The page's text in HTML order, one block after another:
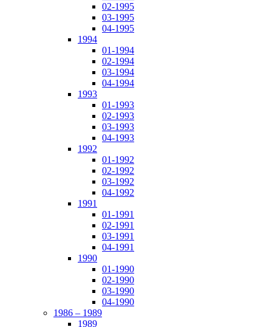
02-1995
03-1995
04-1995
1994
01-1994
02-1994
03-1994
04-1994
1993
01-1993
02-1993
03-1993
04-1993
1992
01-1992
02-1992
03-1992
04-1992
1991
01-1991
02-1991
03-1991
04-1991
1990
01-1990
02-1990
03-1990
04-1990
1986 – 1989
1989